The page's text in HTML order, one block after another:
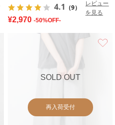
4.1 （9）
レビュー
を見る
¥2,970 -50%OFF-
SOLD OUT
再入荷受付